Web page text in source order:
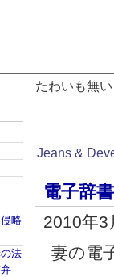
たわいも無
Jeans &
電子辞書
2010年3
妻の電
略
法